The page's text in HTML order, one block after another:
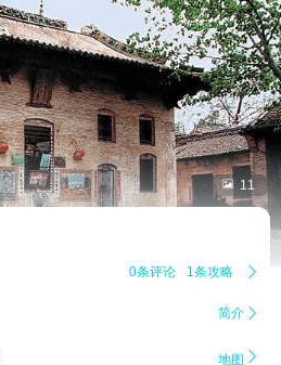
 11
0条评论 1条攻略 
简介 
地图 